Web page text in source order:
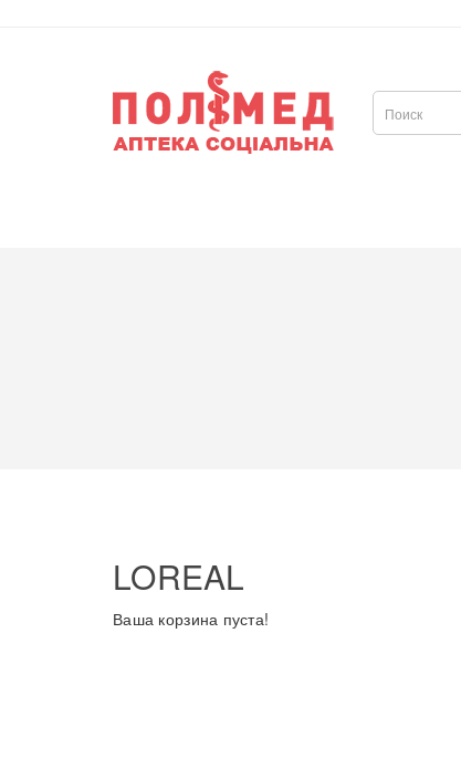
LOREAL
Ваша корзина пуста!